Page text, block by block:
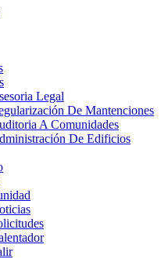
Legal
De Mantenciones
A Comunidades
De Edificios